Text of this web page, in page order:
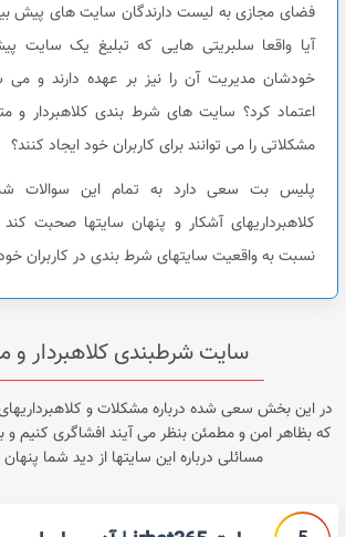
فضای مجازی به لیست دارندگان سایت های پیش
آیا واقعا سلبریتی هایی که تبلیغ یک سایت
خودشان مدیریت آن را نیز بر عهده دارند و می
اعتماد کرد؟ سایت های شرط بندی کلاهبردار و
مشکلاتی را می توانند برای کاربران خود ایجاد کنند؟
پلیس بت سعی دارد به تمام این سوالات
کلاهبرداریهای آشکار و پنهان سایتها صحبت
نسبت به واقعیت سایتهای شرط بندی در کاربران خود
سایت شرطبندی کلاهبردار و
در این بخش سعی شده درباره مشکلات و
که بظاهر امن و مطمئن بنظر می آیند افشاگری کنیم
مسائلی درباره این سایتها از دید شما